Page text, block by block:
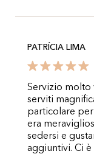
PATRÍCIA LIMA
Servizio molto
serviti
particolare
era
sedersi e
aggiuntivi. Ci